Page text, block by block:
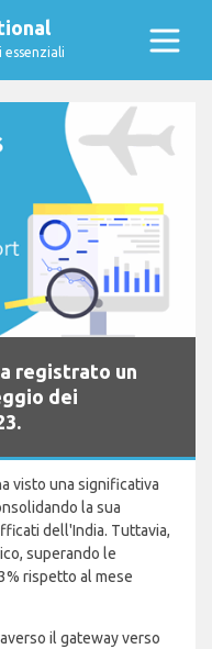
registrato un
dei
visto una significativa
la sua
dell'India. Tuttavia,
superando le
rispetto al mese
il gateway verso